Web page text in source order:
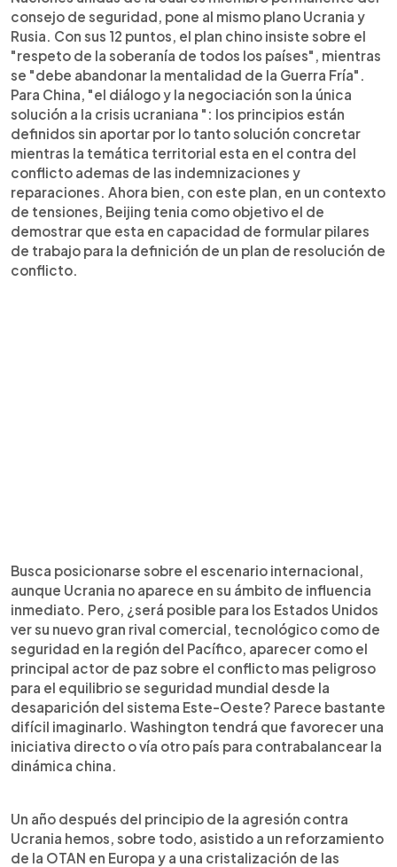
consejo de seguridad, pone al mismo plano Ucrania y
Rusia. Con sus 12 puntos, el plan chino insiste sobre el
"respeto de la soberanía de todos los países", mientras
se "debe abandonar la mentalidad de la Guerra Fría".
Para China, "el diálogo y la negociación son la única
solución a la crisis ucraniana ": los principios están
definidos sin aportar por lo tanto solución concretar
mientras la temática territorial esta en el contra del
conflicto ademas de las indemnizaciones y
reparaciones. Ahora bien, con este plan, en un contexto
de tensiones, Beijing tenia como objetivo el de
demostrar que esta en capacidad de formular pilares
de trabajo para la definición de un plan de resolución de
conflicto.
Busca posicionarse sobre el escenario internacional,
aunque Ucrania no aparece en su ámbito de influencia
inmediato. Pero, ¿será posible para los Estados Unidos
ver su nuevo gran rival comercial, tecnológico como de
seguridad en la región del Pacífico, aparecer como el
principal actor de paz sobre el conflicto mas peligroso
para el equilibrio se seguridad mundial desde la
desaparición del sistema Este-Oeste? Parece bastante
difícil imaginarlo. Washington tendrá que favorecer una
iniciativa directo o vía otro país para contrabalancear la
dinámica china.
Un año después del principio de la agresión contra
Ucrania hemos, sobre todo, asistido a un reforzamiento
de la OTAN en Europa y a una cristalización de las